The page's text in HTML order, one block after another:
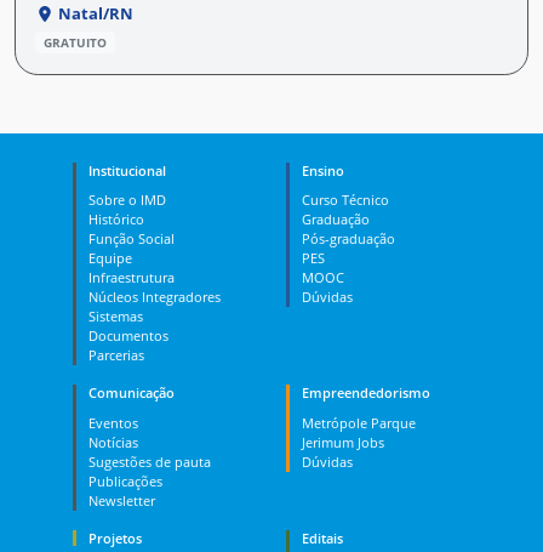
Natal/RN
GRATUITO
Institucional
Sobre o IMD
Histórico
Função Social
Equipe
Infraestrutura
Núcleos Integradores
Sistemas
Documentos
Parcerias
Ensino
Curso Técnico
Graduação
Pós-graduação
PES
MOOC
Dúvidas
Comunicação
Eventos
Notícias
Sugestões de pauta
Publicações
Newsletter
Empreendedorismo
Metrópole Parque
Jerimum Jobs
Dúvidas
Projetos
Editais